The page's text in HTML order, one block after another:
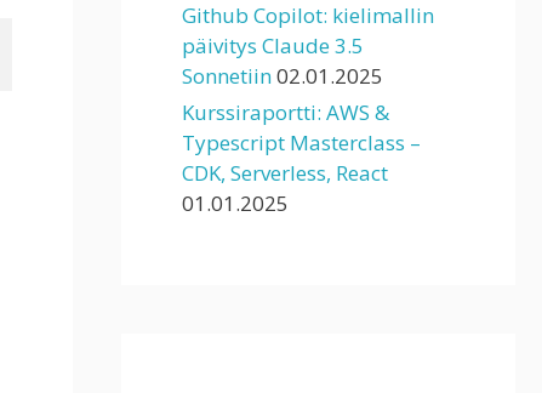
Github Copilot: kielimallin
päivitys Claude 3.5
Sonnetiin02.01.2025
Kurssiraportti: AWS &
Typescript Masterclass –
CDK, Serverless, React
01.01.2025